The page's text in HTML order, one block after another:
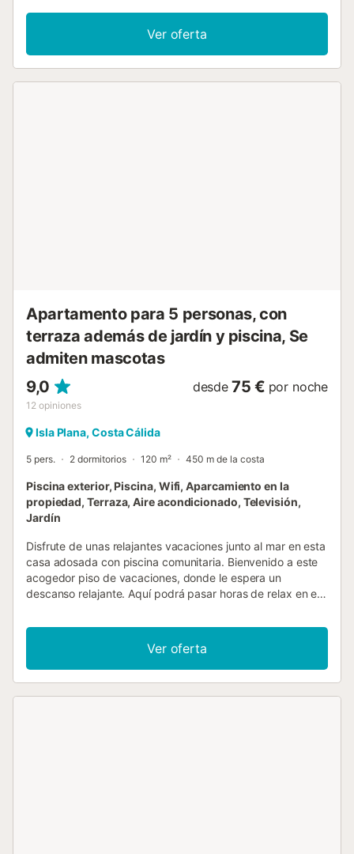
mientras que la terraza es ideal para comer al aire libre. El
acogedor mobiliario invita a quedarse, y para un
refrescante chapuzón, la piscina comunitaria es perfecta
para unas relajantes vacaciones con los suyos. La región
Ver oferta
Apartamento para 5 personas, con
terraza además de jardín y piscina, Se
admiten mascotas
9,0
12 opiniones
desde 75 € por noche
Isla Plana, Costa Cálida
5 pers. 2 dormitorios 120 m² 450 m de la costa
Piscina exterior, Piscina, Wifi, Aparcamiento en la
propiedad, Terraza, Aire acondicionado, Televisión,
Jardín
Disfrute de unas relajantes vacaciones junto al mar en esta
casa adosada con piscina comunitaria. Bienvenido a este
acogedor piso de vacaciones, donde le espera un
descanso relajante. Aquí podrá pasar horas de relax en el
luminoso salón o en una de sus terrazas. Desayuna en la
terraza de la azotea con vistas al mar y luego tírate a la
preciosa piscina. Si prefiere el mar, puede llegar a la playa
a pie. Su lugar de vacaciones de Isla Plana tiene mucho
Ver oferta